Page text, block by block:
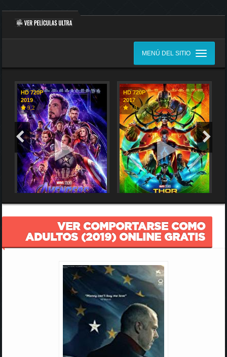
MENÚ DEL SITIO
HD 720P
2019
9,2
HD 720P
2017
7,9
VER COMPORTARSE COMO
ADULTOS (2019) ONLINE GRATIS